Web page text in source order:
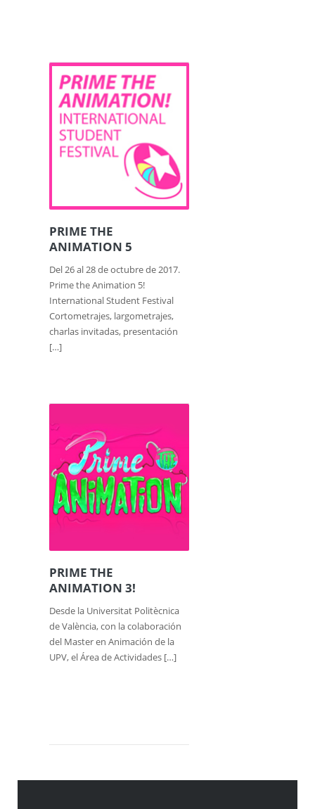
PRIME THE
ANIMATION 5
Del 26 al 28 de octubre de 2017.
Prime the Animation 5!
International Student Festival
Cortometrajes, largometrajes,
charlas invitadas, presentación
[…]
PRIME THE
ANIMATION 3!
Desde la Universitat Politècnica
de València, con la colaboración
del Master en Animación de la
UPV, el Área de Actividades […]